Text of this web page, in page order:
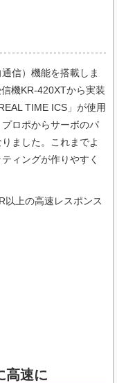
信）機能を搭載しま
機KR-420XTから実装
TIME ICS」が使用
ロポからサーボのパ
ました。これまでよ
ィングが作りやすく
以上の高速レスポンス
高速に